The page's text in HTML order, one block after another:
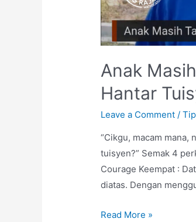
Anak
Hantar
Leave a Comment /
“Cikgu, macam mana,
tuisyen?” Semak 4
Courage Keempat :
diatas. Dengan
Anak
Read More »